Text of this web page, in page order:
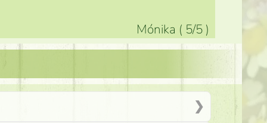
Mónika ( 5/5 )